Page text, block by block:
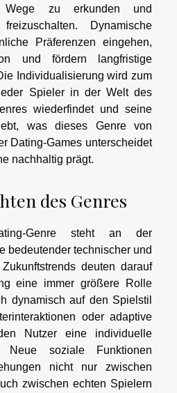
Wege zu erkunden und
Dynamische
Präferenzen eingehen,
und fördern langfristige
Individualisierung wird zum
Spieler in der Welt des
wiederfindet und seine
was dieses Genre von
Dating-Games unterscheidet
nachhaltig prägt.
des Genres
Genre steht an der
bedeutender technischer und
deuten darauf
eine immer größere Rolle
dynamisch auf den Spielstil
oder adaptive
Nutzer eine individuelle
Neue soziale Funktionen
nicht nur zwischen
zwischen echten Spielern